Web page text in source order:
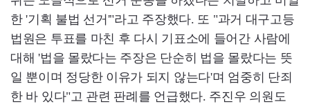
한 '기획 불법 선거'"라고 주장했다. 또 "과거 대구고등
법원은 투표를 마친 후 다시 기표소에 들어간 사람에
대해 '법을 몰랐다는 주장은 단순히 법을 몰랐다는 뜻
일 뿐이며 정당한 이유가 되지 않는다'며 엄중히 단죄
한 바 있다"고 관련 판례를 언급했다. 주진우 의원도